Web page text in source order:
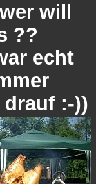
will
??
echt
:-))